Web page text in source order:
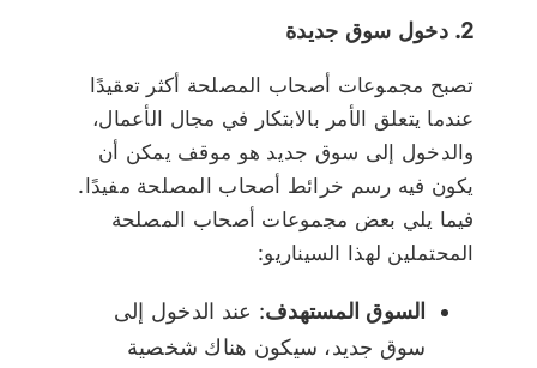
2. دخول سوق جديدة
تصبح مجموعات أصحاب المصلحة أكثر تعقيدًا
عندما يتعلق الأمر بالابتكار في مجال الأعمال،
والدخول إلى سوق جديد هو موقف يمكن أن
يكون فيه رسم خرائط أصحاب المصلحة مفيدًا.
فيما يلي بعض مجموعات أصحاب المصلحة
المحتملين لهذا السيناريو:
السوق المستهدف: عند الدخول إلى
سوق جديد، سيكون هناك شخصية